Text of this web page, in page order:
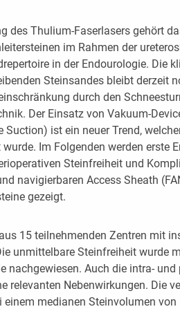
des Thulium-Faserlasers gehört
im Rahmen der
in der Endourologie. Die
Steinsandes bleibt derzeit
durch den
Der Einsatz von Vakuum-
Suction) ist ein neuer Trend,
Im Folgenden werden erste
Steinfreiheit und
navigierbaren Access Sheath
gezeigt.
15 teilnehmenden Zentren mit
unmittelbare Steinfreiheit wurde
nachgewiesen. Auch die intra-
relevanten Nebenwirkungen. Die
medianen Steinvolumen von